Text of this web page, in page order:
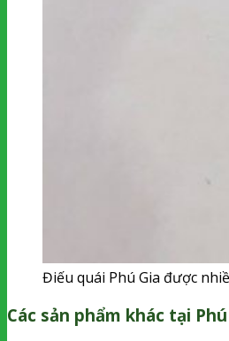
Điếu quái Phú Gia được
Các sản phẩm khác tại